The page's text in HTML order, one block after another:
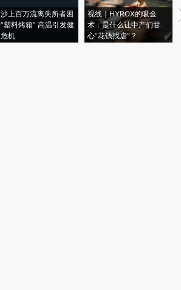
上百万流离失所者困
塑料烤箱” 高温引发健
机
视线｜HYROX的吸金
术：是什么让中产们甘
心“花钱找虐”？